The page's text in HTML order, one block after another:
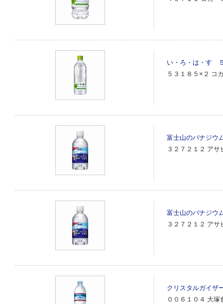
い・ろ・は・す
５３１８５×２ コ
富士山のバナジ
３２７２１２ アサ
富士山のバナジ
３２７２１２ アサ
クリスタルガイ
００６１０４ 大塚